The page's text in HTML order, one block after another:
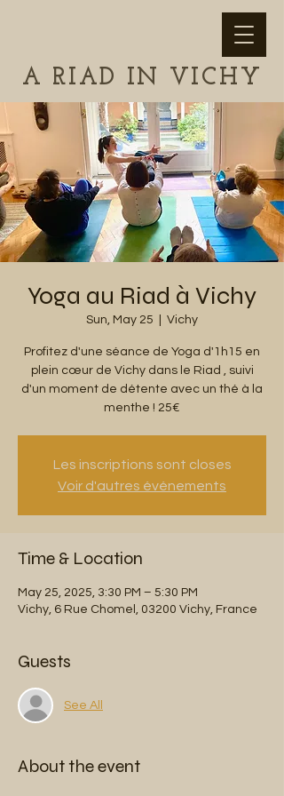
A RIAD IN VICHY
Yoga au Riad à Vichy
Sun, May 25 Vichy
Profitez d'une séance de Yoga d'1h15 en
plein cœur de Vichy dans le Riad , suivi
d'un moment de détente avec un thé à la
menthe ! 25€
Les inscriptions sont closes
Voir d'autres événements
Time & Location
May 25, 2025, 3:30 PM – 5:30 PM
Vichy, 6 Rue Chomel, 03200 Vichy, France
Guests
See All
About the event